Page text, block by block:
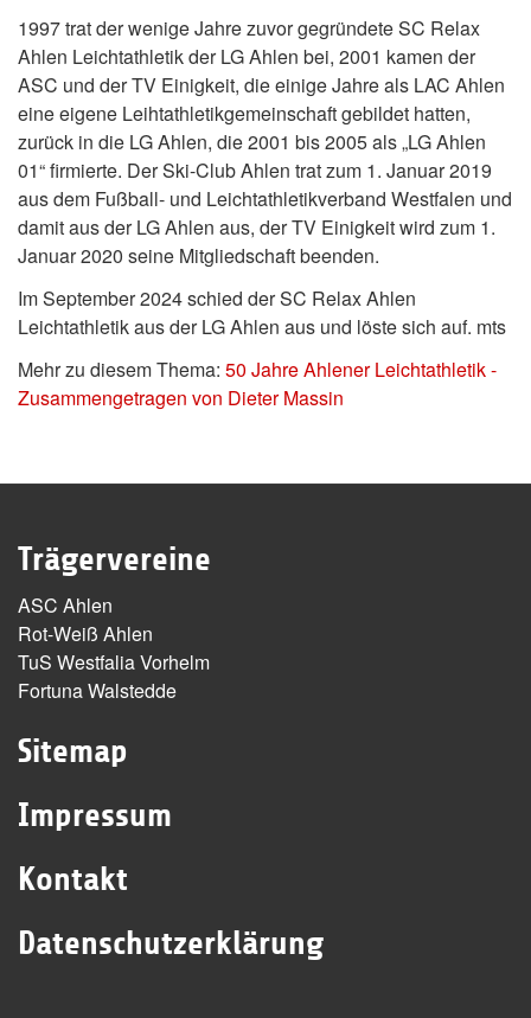
1997 trat der wenige Jahre zuvor gegründete SC Relax
Ahlen Leichtathletik der LG Ahlen bei, 2001 kamen der
ASC und der TV Einigkeit, die einige Jahre als LAC Ahlen
eine eigene Leihtathletikgemeinschaft gebildet hatten,
zurück in die LG Ahlen, die 2001 bis 2005 als „LG Ahlen
01“ firmierte. Der Ski-Club Ahlen trat zum 1. Januar 2019
aus dem Fußball- und Leichtathletikverband Westfalen und
damit aus der LG Ahlen aus, der TV Einigkeit wird zum 1.
Januar 2020 seine Mitgliedschaft beenden.
Im September 2024 schied der SC Relax Ahlen
Leichtathletik aus der LG Ahlen aus und löste sich auf. mts
Mehr zu diesem Thema: 50 Jahre Ahlener Leichtathletik -
Zusammengetragen von Dieter Massin
Trägervereine
ASC Ahlen
Rot-Weiß Ahlen
TuS Westfalia Vorhelm
Fortuna Walstedde
Sitemap
Impressum
Kontakt
Datenschutzerklärung